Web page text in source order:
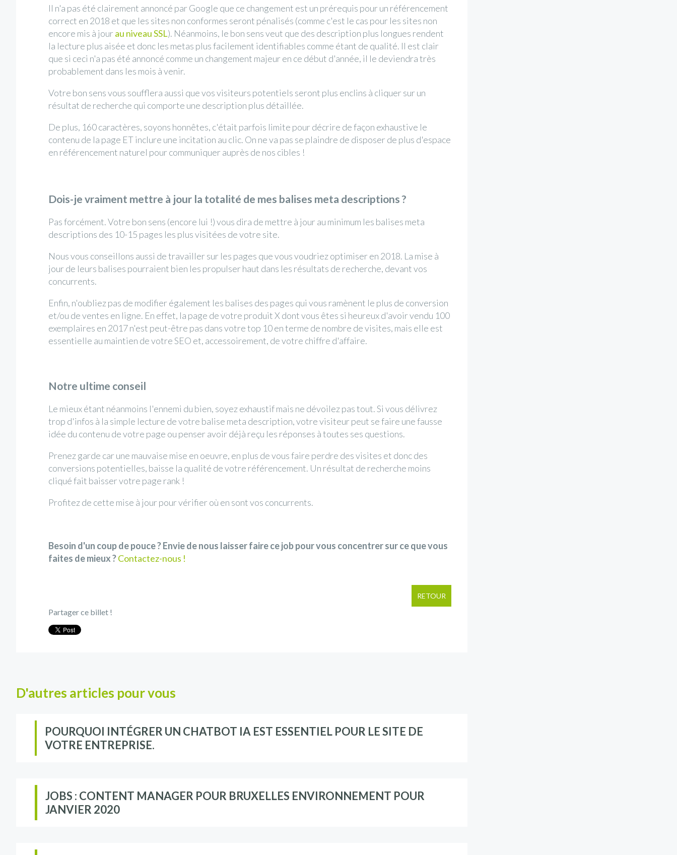
Il n'a pas été clairement annoncé par Google que ce changement est un prérequis pour un référencement
correct en 2018 et que les sites non conformes seront pénalisés (comme c'est le cas pour les sites non
encore mis à jourau niveau SSL). Néanmoins, le bon sens veut que des description plus longues rendent
la lecture plus aisée et donc les metas plus facilement identifiables comme étant de qualité. Il est clair
que si ceci n'a pas été annoncé comme un changement majeur en ce début d'année, il le deviendra très
probablement dans les mois à venir.
Votre bon sens vous soufflera aussi que vos visiteurs potentiels seront plus enclins à cliquer sur un
résultat de recherche qui comporte une description plus détaillée.
De plus, 160 caractères, soyons honnêtes, c'était parfois limite pour décrire de façon exhaustive le
contenu de la page ET inclure une incitation au clic. On ne va pas se plaindre de disposer de plus d'espace
en référencement naturel pour communiquer auprès de nos cibles !
Dois-je vraiment mettre à jour la totalité de mes balises meta descriptions ?
Pas forcément. Votre bon sens (encore lui !) vous dira de mettre à jour au minimum les balises meta
descriptions des 10-15 pages les plus visitées de votre site.
Nous vous conseillons aussi de travailler sur les pages que vous voudriez optimiser en 2018. La mise à
jour de leurs balises pourraient bien les propulser haut dans les résultats de recherche, devant vos
concurrents.
Enfin, n'oubliez pas de modifier également les balises des pages qui vous ramènent le plus de conversion
et/ou de ventes en ligne. En effet, la page de votre produit X dont vous êtes si heureux d'avoir vendu 100
exemplaires en 2017 n'est peut-être pas dans votre top 10 en terme de nombre de visites, mais elle est
essentielle au maintien de votre SEO et, accessoirement, de votre chiffre d'affaire.
Notre ultime conseil
Le mieux étant néanmoins l'ennemi du bien, soyez exhaustif mais ne dévoilez pas tout. Si vous délivrez
trop d'infos à la simple lecture de votre balise meta description, votre visiteur peut se faire une fausse
idée du contenu de votre page ou penser avoir déjà reçu les réponses à toutes ses questions.
Prenez garde car une mauvaise mise en oeuvre, en plus de vous faire perdre des visites et donc des
conversions potentielles, baisse la qualité de votre référencement. Un résultat de recherche moins
cliqué fait baisser votre page rank !
Profitez de cette mise à jour pour vérifier où en sont vos concurrents.
Besoin d'un coup de pouce ? Envie de nous laisser faire ce job pour vous concentrer sur ce que vous
faites de mieux ?Contactez-nous !
RETOUR
Partager ce billet !
D'autres articles pour vous
POURQUOI INTÉGRER UN CHATBOT IA EST ESSENTIEL POUR LE SITE DE
VOTRE ENTREPRISE.
JOBS : CONTENT MANAGER POUR BRUXELLES ENVIRONNEMENT POUR
JANVIER 2020